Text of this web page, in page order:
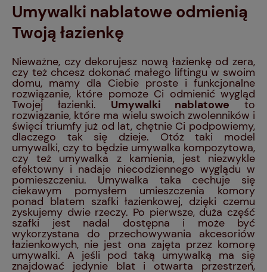
Umywalki nablatowe odmienią
Twoją łazienkę
Nieważne, czy dekorujesz nową łazienkę od zera,
czy też chcesz dokonać małego liftingu w swoim
domu, mamy dla Ciebie proste i funkcjonalne
rozwiązanie, które pomoże Ci odmienić wygląd
Twojej łazienki.Umywalki nablatoweto
rozwiązanie, które ma wielu swoich zwolenników i
święci triumfy już od lat, chętnie Ci podpowiemy,
dlaczego tak się dzieje. Otóż taki model
umywalki, czy to będzie umywalka kompozytowa,
czy też umywalka z kamienia, jest niezwykle
efektowny i nadaje niecodziennego wyglądu w
pomieszczeniu. Umywalka taka cechuje się
ciekawym pomysłem umieszczenia komory
ponad blatem szafki łazienkowej, dzięki czemu
zyskujemy dwie rzeczy. Po pierwsze, duża część
szafki jest nadal dostępna i może być
wykorzystana do przechowywania akcesoriów
łazienkowych, nie jest ona zajęta przez komorę
umywalki. A jeśli pod taką umywalką ma się
znajdować jedynie blat i otwarta przestrzeń,